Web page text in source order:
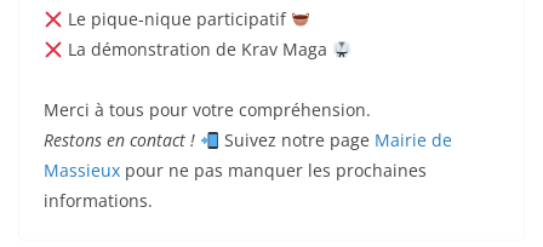
Le pique-nique participatif
La démonstration de Krav Maga
Merci à tous pour votre compréhension.
Restons en contact !
Suivez notre page Mairie de
Massieux pour ne pas manquer les prochaines
informations.